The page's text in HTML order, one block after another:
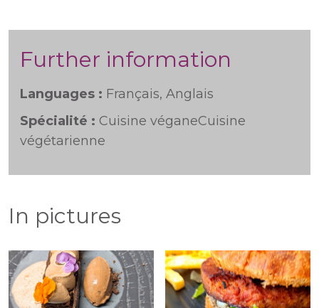
Further information
Languages : Français, Anglais
Spécialité : Cuisine véganeCuisine
végétarienne
In pictures